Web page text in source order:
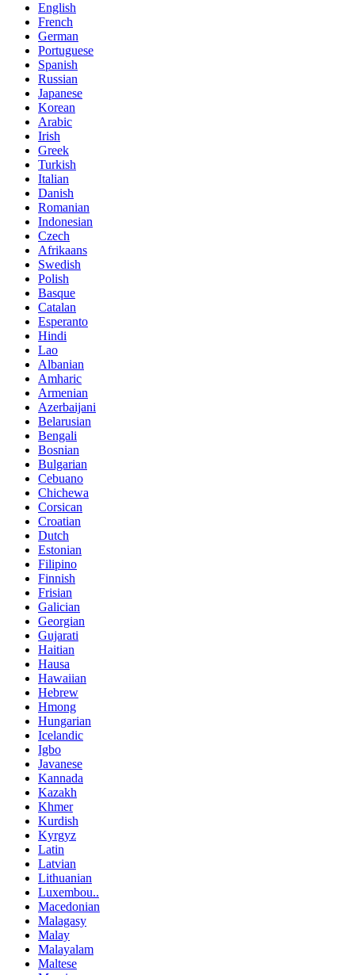
English
French
German
Portuguese
Spanish
Russian
Japanese
Korean
Arabic
Irish
Greek
Turkish
Italian
Danish
Romanian
Indonesian
Czech
Afrikaans
Swedish
Polish
Basque
Catalan
Esperanto
Hindi
Lao
Albanian
Amharic
Armenian
Azerbaijani
Belarusian
Bengali
Bosnian
Bulgarian
Cebuano
Chichewa
Corsican
Croatian
Dutch
Estonian
Filipino
Finnish
Frisian
Galician
Georgian
Gujarati
Haitian
Hausa
Hawaiian
Hebrew
Hmong
Hungarian
Icelandic
Igbo
Javanese
Kannada
Kazakh
Khmer
Kurdish
Kyrgyz
Latin
Latvian
Lithuanian
Luxembou..
Macedonian
Malagasy
Malay
Malayalam
Maltese